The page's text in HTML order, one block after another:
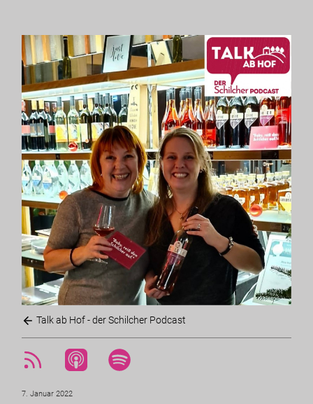
Talk ab Hof - der Schilcher Podcast
7. Januar 2022